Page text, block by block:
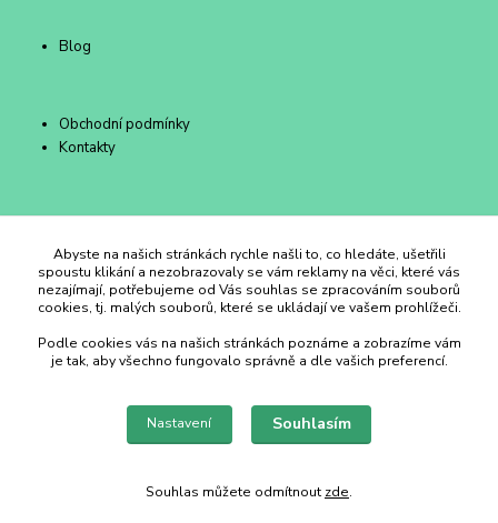
Blog
Obchodní podmínky
Kontakty
Duhový Ateliér Kroměříž
+420 734 258 002
duhovyatelier@email.cz
Abyste na našich stránkách rychle našli to, co hledáte, ušetřili
spoustu klikání a nezobrazovaly se vám reklamy na věci, které vás
nezajímají, potřebujeme od Vás souhlas se zpracováním souborů
cookies, tj. malých souborů, které se ukládají ve vašem prohlížeči.
Podle cookies vás na našich stránkách poznáme a zobrazíme vám
je tak, aby všechno fungovalo správně a dle vašich preferencí.
Nastavení Souhlasím
Souhlas můžete odmítnout zde.